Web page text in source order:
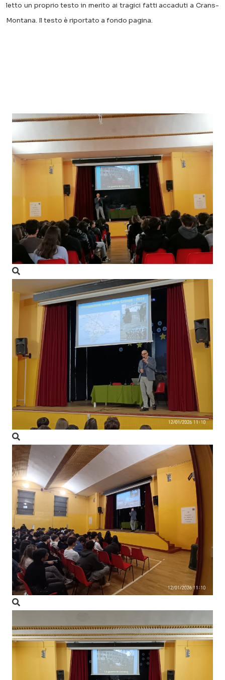
letto un proprio testo in merito ai tragici fatti accaduti a Crans-
Montana. Il testo è riportato a fondo pagina.